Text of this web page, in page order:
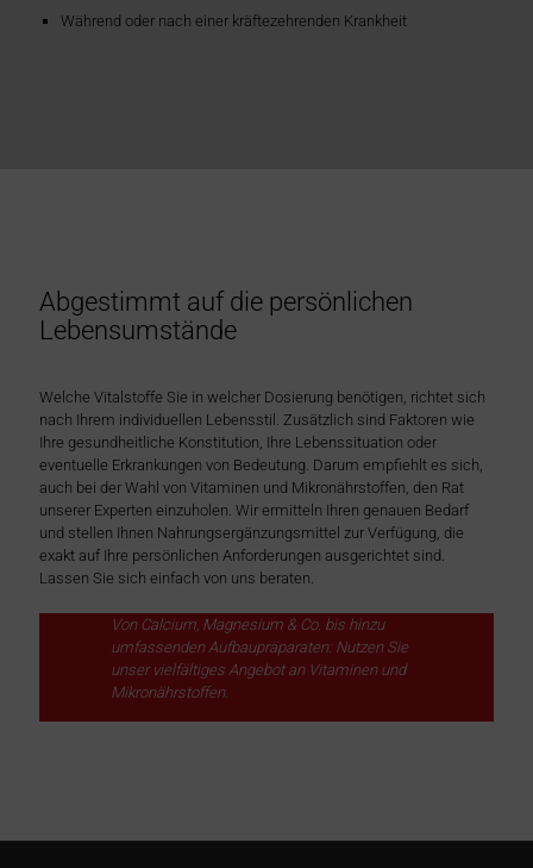
Während oder nach einer kräftezehrenden Krankheit
Abgestimmt auf die persönlichen
Lebensumstände
Welche Vitalstoffe Sie in welcher Dosierung benötigen, richtet sich
nach Ihrem individuellen Lebensstil. Zusätzlich sind Faktoren wie
Ihre gesundheitliche Konstitution, Ihre Lebenssituation oder
eventuelle Erkrankungen von Bedeutung. Darum empfiehlt es sich,
auch bei der Wahl von Vitaminen und Mikronährstoffen, den Rat
unserer Experten einzuholen. Wir ermitteln Ihren genauen Bedarf
und stellen Ihnen Nahrungsergänzungsmittel zur Verfügung, die
exakt auf Ihre persönlichen Anforderungen ausgerichtet sind.
Lassen Sie sich einfach von uns beraten.
Von Calcium, Magnesium & Co. bis hinzu
umfassenden Aufbaupräparaten: Nutzen Sie
unser vielfältiges Angebot an Vitaminen und
Mikronährstoffen.